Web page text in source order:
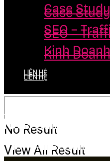
Case
SEO –
Kinh
LIÊN HỆ
No Result
View All Result
Case
SEO –
Kinh
LIÊN HỆ
No Result
View All Result